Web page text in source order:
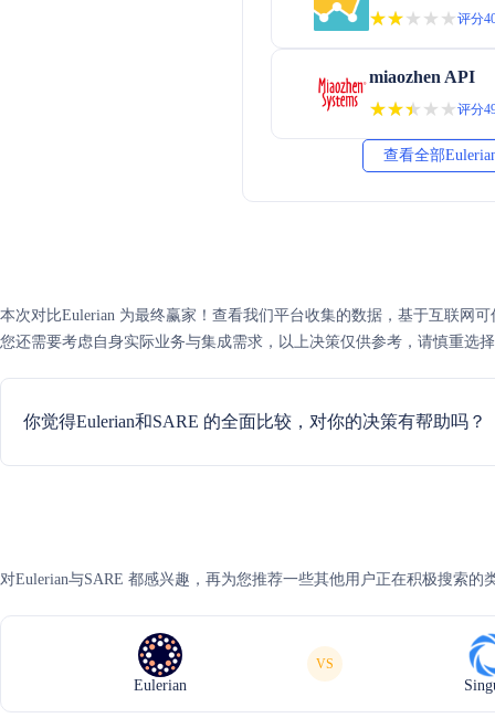
★★★★★
★★★★★评分
miaozhen API
★★★★★
★★★★★评分
查看全部
本次对比Eulerian 为最终赢家！查看我们平台收集的数据，基于互联网
您还需要考虑自身实际业务与集成需求，以上决策仅供参考，请慎重选
你觉得Eulerian和SARE 的全面比较，对你的决策有帮助吗？
对Eulerian与SARE 都感兴趣，再为您推荐一些其他用户正在积极搜索的
Eulerian
VS